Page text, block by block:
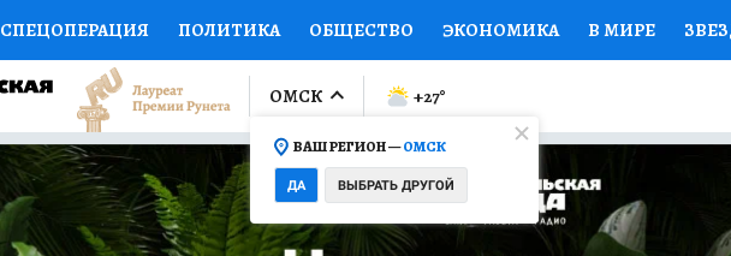
СПЕЦОПЕРАЦИЯ ПОЛИТИКА ОБЩЕСТВО ЭКОНОМИКА В МИРЕ
НАУКА СПОРТ КОЛУМНИСТЫ ПРОИСШЕСТВИЯ НАЦИОНАЛЬНЫЕ
ДОКТОР ФИНАНСЫ ОТКРЫВАЕМ МИР СЕМЬЯ ЖЕНСКИЕ
ПРОГНОЗЫ НА СПОРТ ПРОМОКОДЫ СЕРИАЛЫ СПЕЦПРОЕКТЫ
ОМСК
ВАШ РЕГИОН —ОМСК
ДА ВЫБРАТЬ ДРУГОЙ
+27°